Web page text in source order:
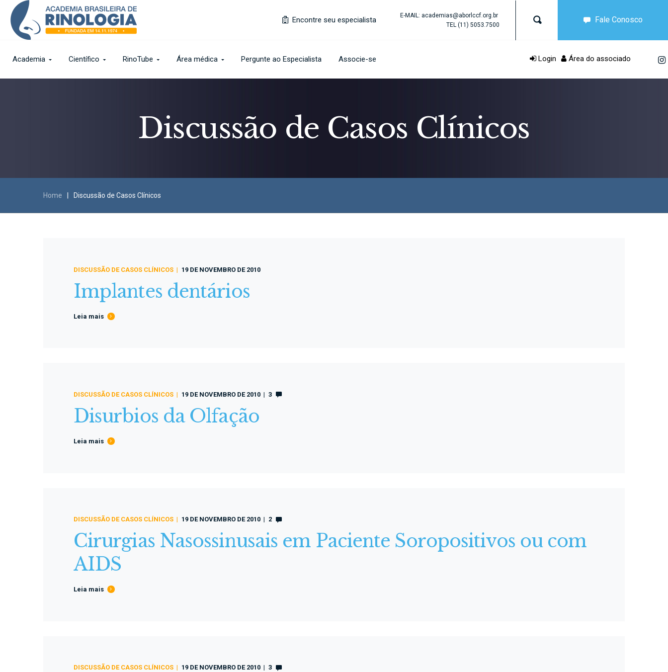
Encontre seu especialista
E-MAIL: academias@aborlccf.org.br
TEL (11) 5053.7500
Fale Conosco
Academia Científico RinoTube Área médica Pergunte ao Especialista Associe-se Login Área do associado
Discussão de Casos Clínicos
Home Discussão de Casos Clínicos
DISCUSSÃO DE CASOS CLÍNICOS 19 DE NOVEMBRO DE 2010
Implantes dentários
Leia mais
DISCUSSÃO DE CASOS CLÍNICOS 19 DE NOVEMBRO DE 2010 3
Disurbios da Olfação
Leia mais
DISCUSSÃO DE CASOS CLÍNICOS 19 DE NOVEMBRO DE 2010 2
Cirurgias Nasossinusais em Paciente Soropositivos ou com
AIDS
Leia mais
DISCUSSÃO DE CASOS CLÍNICOS 19 DE NOVEMBRO DE 2010 3